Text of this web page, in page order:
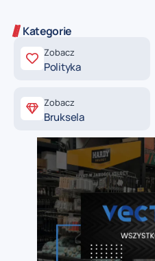
Kategorie
Zobacz
Polityka
Zobacz
Bruksela